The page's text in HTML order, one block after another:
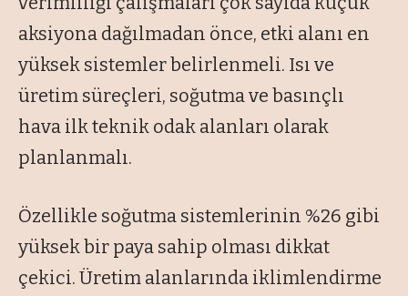
aksiyona dağılmadan önce, etki alanı en
yüksek sistemler belirlenmeli. Isı ve
üretim süreçleri, soğutma ve basınçlı
hava ilk teknik odak alanları olarak
planlanmalı.
Özellikle soğutma sistemlerinin %26 gibi
yüksek bir paya sahip olması dikkat
çekici. Üretim alanlarında iklimlendirme